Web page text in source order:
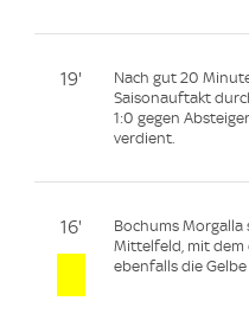
19'
Nach gut 20
Saisonauftakt
1:0 gegen
verdient.
16'
Bochums
Mittelfeld, mit dem
ebenfalls die Gelbe